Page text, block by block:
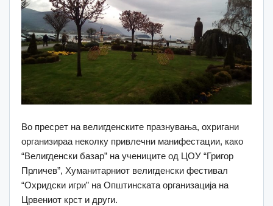
Во пресрет на велигденските празнувања, охригани
организираа неколку привлечни манифестации, како
“Велигденски базар” на учениците од ЦОУ “Григор
Прличев”, Хуманитарниот велигденски фестивал
“Охридски игри” на Општинската организација на
Црвениот крст и други.